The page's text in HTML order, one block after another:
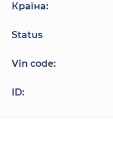
Країна:
Status
Vin code:
ID: